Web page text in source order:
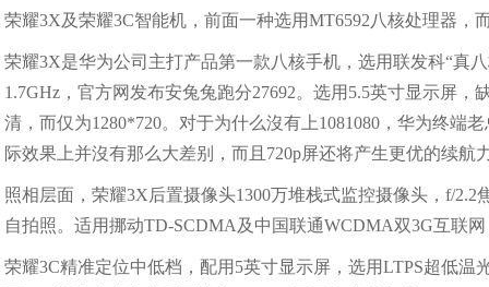
荣耀3X及荣耀3C智能机，前面一种选用MT6592八核处理器，
荣耀3X是华为公司主打产品第一款八核手机，选用联发科“真
1.7GHz，官方网发布安兔兔跑分27692。选用5.5英寸显示屏
清，而仅为1280*720。对于为什么沒有上1081080，华为终端
际效果上并沒有那么大差别，而且720p屏还将产生更优的续航
照相层面，荣耀3X后置摄像头1300万堆栈式监控摄像头，f/
自拍照。适用挪动TD-SCDMA及中国联通WCDMA双3G互联
荣耀3C精准定位中低档，配用5英寸显示屏，选用LTPS超低